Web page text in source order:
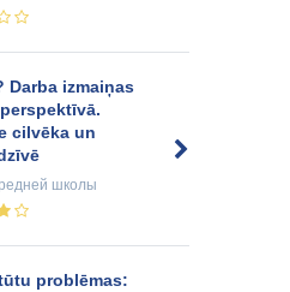
Darba izmaiņas
cilvēka un
школы
problēmas: